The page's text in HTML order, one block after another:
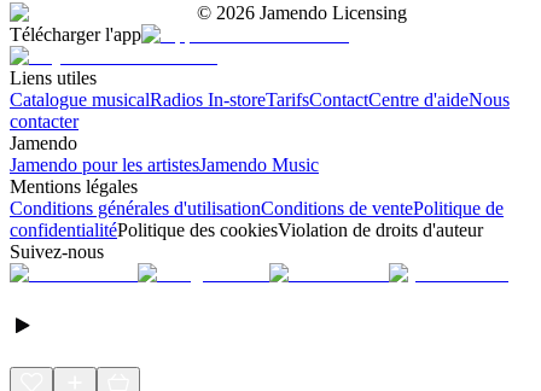
© 2026 Jamendo Licensing
Télécharger l'app
Liens utiles
Catalogue musicalRadios In-storeTarifsContactCentre d'aideNous
contacter
Jamendo
Jamendo pour les artistesJamendo Music
Mentions légales
Conditions générales d'utilisationConditions de ventePolitique de
confidentialitéPolitique des cookiesViolation de droits d'auteur
Suivez-nous